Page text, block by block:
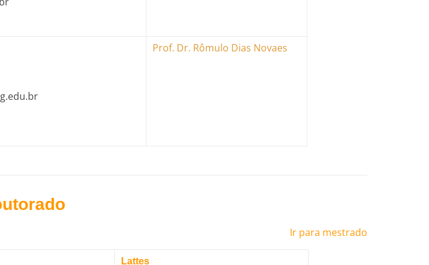
Prof. Dr. Rômulo Dias Novaes
Ir para mestrado
Lattes